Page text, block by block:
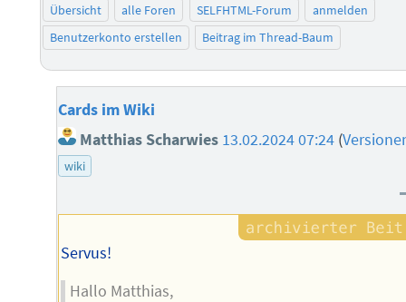
Übersicht alle Foren SELFHTML-Forum
anmelden
Benutzerkonto erstellen
Beitrag im Thread-Baum
Cards im Wiki
Matthias Scharwies 13.02.2024 07:24 (
wiki
Servus!
Hallo Matthias,